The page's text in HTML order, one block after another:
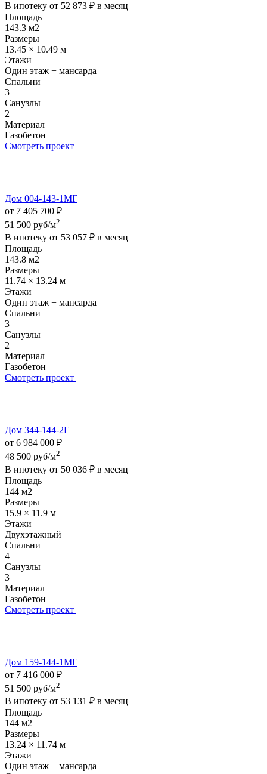
В ипотеку от 52 873 ₽ в месяц
Площадь
143.3 м2
Размеры
13.45 × 10.49 м
Этажи
Один этаж + мансарда
Спальни
3
Санузлы
2
Материал
Газобетон
Смотреть проект
Дом 004-143-1МГ
от 7 405 700 ₽
51 500 руб/м2
В ипотеку от 53 057 ₽ в месяц
Площадь
143.8 м2
Размеры
11.74 × 13.24 м
Этажи
Один этаж + мансарда
Спальни
3
Санузлы
2
Материал
Газобетон
Смотреть проект
Дом 344-144-2Г
от 6 984 000 ₽
48 500 руб/м2
В ипотеку от 50 036 ₽ в месяц
Площадь
144 м2
Размеры
15.9 × 11.9 м
Этажи
Двухэтажный
Спальни
4
Санузлы
3
Материал
Газобетон
Смотреть проект
Дом 159-144-1МГ
от 7 416 000 ₽
51 500 руб/м2
В ипотеку от 53 131 ₽ в месяц
Площадь
144 м2
Размеры
13.24 × 11.74 м
Этажи
Один этаж + мансарда